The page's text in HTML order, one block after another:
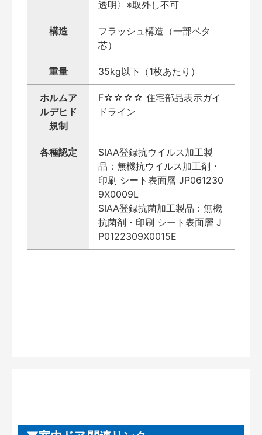
透明〉※取外し不可
構造
フラッシュ構造（一部ベタ
芯）
重量 35kg以下（1枚あたり）
ホルムア
ルデヒド
規制
F☆☆☆☆ 住宅部品表示ガイ
ドライン
各種認定
SIAA登録抗ウイルス加工製
品：無機抗ウイルス加工剤・
印刷 シート表面層 JP061230
9X0009L
SIAA登録抗菌加工製品：無機
抗菌剤・印刷 シート表面層 J
P0122309X0015E